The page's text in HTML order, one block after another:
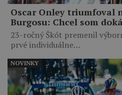
Oscar Onley triumfoval
Burgosu: Chcel som
23-ročný Škót premenil
prvé individuálne…
NOVINKY